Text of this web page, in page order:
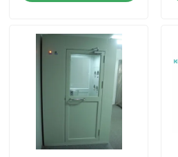
воздушные фильтры мешка
Воздушные фильтры HVAC
воздушный фильтр hepa